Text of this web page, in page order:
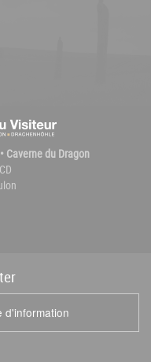
Caverne du Dragon
d'information